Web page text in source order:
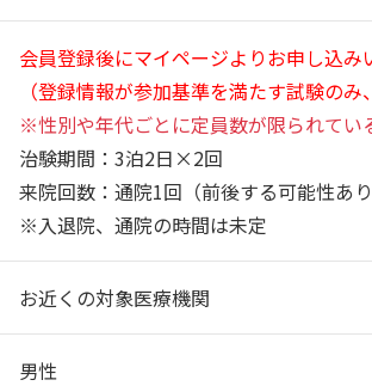
会員登録後にマイページよりお申し込み
（登録情報が参加基準を満たす試験の
※性別や年代ごとに定員数が限られてい
治験期間：3泊2日×2回
来院回数：通院1回（前後する可能性あり
※入退院、通院の時間は未定
お近くの対象医療機関
男性